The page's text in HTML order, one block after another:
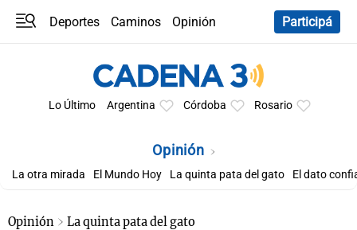
Deportes Caminos
Opinión
Participá
Lo Último Argentina Córdoba Rosario
Opinión
La otra mirada El Mundo Hoy La quinta pata del gato El dato
Opinión La quinta pata del gato